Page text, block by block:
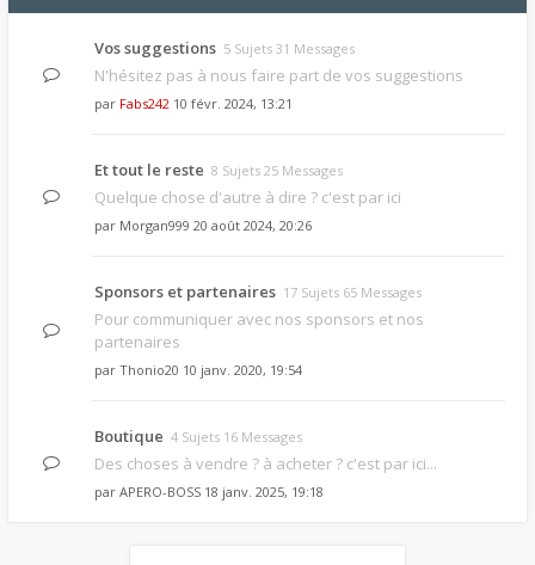
Vos suggestions 5 Sujets 31 Messages
N'hésitez pas à nous faire part de vos suggestions
par Fabs242 10 févr. 2024, 13:21
Et tout le reste 8 Sujets 25 Messages
Quelque chose d'autre à dire ? c'est par ici
par Morgan999 20 août 2024, 20:26
Sponsors et partenaires 17 Sujets 65 Messages
Pour communiquer avec nos sponsors et nos
partenaires
par Thonio20 10 janv. 2020, 19:54
Boutique 4 Sujets 16 Messages
Des choses à vendre ? à acheter ? c'est par ici...
par APERO-BOSS 18 janv. 2025, 19:18